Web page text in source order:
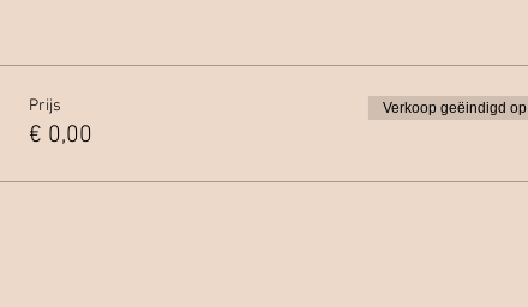
Prijs
€ 0,00
Verkoop geëindigd op